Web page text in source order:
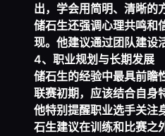
出，学会用简明、清晰的
储石生还强调心理共鸣和
现。他建议通过团队建设
4、职业规划与长期发展
储石生的经验中最具前瞻
联赛初期，应该结合自身
他特别提醒职业选手关注
石生建议在训练和比赛之